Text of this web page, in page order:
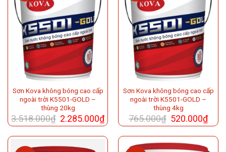
Sơn Kova không bóng cao cấp
ngoài trời K5501-GOLD –
thùng 20kg
3.518.000₫ 2.285.000₫
Sơn Kova không bóng cao cấp
ngoài trời K5501-GOLD –
thùng 4kg
765.000₫ 520.000₫